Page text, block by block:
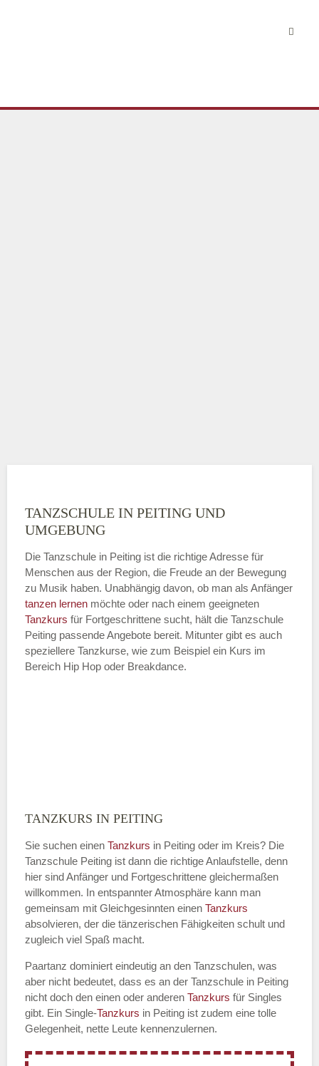
TANZSCHULE IN PEITING UND
UMGEBUNG
Die Tanzschule in Peiting ist die richtige Adresse für
Menschen aus der Region, die Freude an der Bewegung
zu Musik haben. Unabhängig davon, ob man als Anfänger
tanzen lernen möchte oder nach einem geeigneten
Tanzkurs für Fortgeschrittene sucht, hält die Tanzschule
Peiting passende Angebote bereit. Mitunter gibt es auch
speziellere Tanzkurse, wie zum Beispiel ein Kurs im
Bereich Hip Hop oder Breakdance.
TANZKURS IN PEITING
Sie suchen einen Tanzkurs in Peiting oder im Kreis? Die
Tanzschule Peiting ist dann die richtige Anlaufstelle, denn
hier sind Anfänger und Fortgeschrittene gleichermaßen
willkommen. In entspannter Atmosphäre kann man
gemeinsam mit Gleichgesinnten einen Tanzkurs
absolvieren, der die tänzerischen Fähigkeiten schult und
zugleich viel Spaß macht.
Paartanz dominiert eindeutig an den Tanzschulen, was
aber nicht bedeutet, dass es an der Tanzschule in Peiting
nicht doch den einen oder anderen Tanzkurs für Singles
gibt. Ein Single-Tanzkurs in Peiting ist zudem eine tolle
Gelegenheit, nette Leute kennenzulernen.